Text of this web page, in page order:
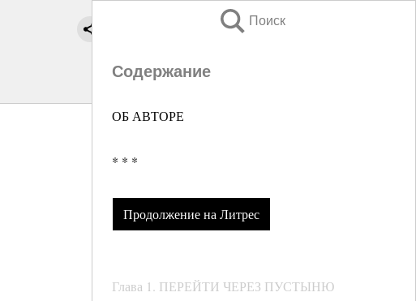
Поиск
Содержание
ОБ АВТОРЕ
* * *
Продолжение на Литрес
Глава 1. ПЕРЕЙТИ ЧЕРЕЗ ПУСТЫНЮ